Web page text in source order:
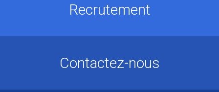
Recrutement
Contactez-nous